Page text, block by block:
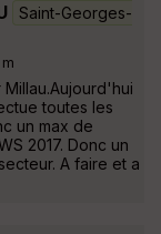
Saint-Georges-
toutes les
un max de
2017. Donc un
A faire et a